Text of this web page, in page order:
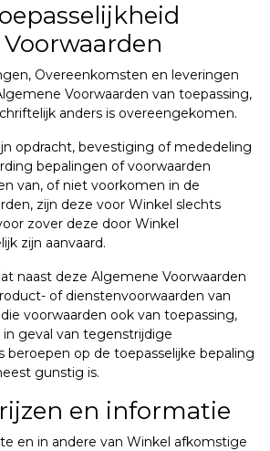
Overeenkomsten en leveringen
Voorwaarden van toepassing,
anders is overeengekomen.
opdracht, bevestiging of mededeling
bepalingen of voorwaarden
van, of niet voorkomen in de
zijn deze voor Winkel slechts
zover deze door Winkel
zijn aanvaard.
naast deze Algemene Voorwaarden
of dienstenvoorwaarden van
voorwaarden ook van toepassing,
geval van tegenstrijdige
beroepen op de toepasselijke bepaling
gunstig is.
en informatie
en in andere van Winkel afkomstige